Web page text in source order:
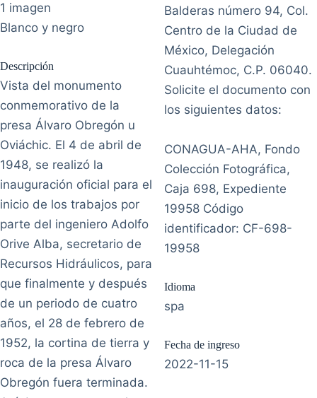
1 imagen
Blanco y negro
Descripción
Vista del monumento
conmemorativo de la
presa Álvaro Obregón u
Oviáchic. El 4 de abril de
1948, se realizó la
inauguración oficial para el
inicio de los trabajos por
parte del ingeniero Adolfo
Orive Alba, secretario de
Recursos Hidráulicos, para
que finalmente y después
de un periodo de cuatro
años, el 28 de febrero de
1952, la cortina de tierra y
roca de la presa Álvaro
Obregón fuera terminada.
Balderas número 94, Col.
Centro de la Ciudad de
México, Delegación
Cuauhtémoc, C.P. 06040.
Solicite el documento con
los siguientes datos:
CONAGUA-AHA, Fondo
Colección Fotográfica,
Caja 698, Expediente
19958 Código
identificador: CF-698-
19958
Idioma
spa
Fecha de ingreso
2022-11-15